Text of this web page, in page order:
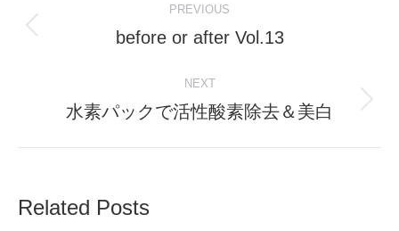
navigation
PREVIOUS
Previous
before or after Vol.13
NEXT
Next
水素パックで活性酸素除去＆美白
Related Posts